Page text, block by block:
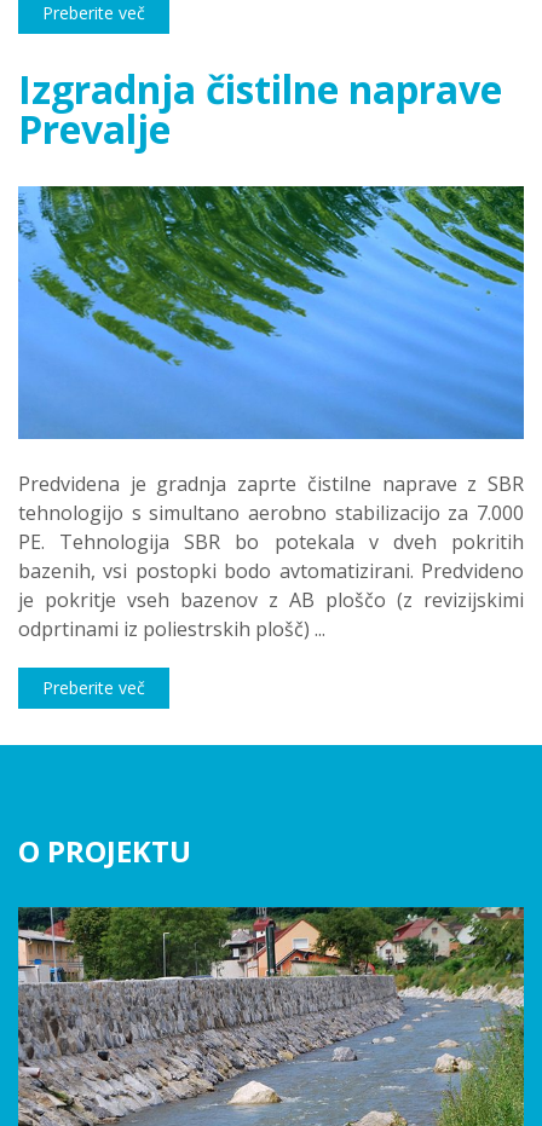
Preberite več
Izgradnja čistilne naprave
Prevalje
Predvidena je gradnja zaprte čistilne naprave z SBR
tehnologijo s simultano aerobno stabilizacijo za 7.000
PE. Tehnologija SBR bo potekala v dveh pokritih
bazenih, vsi postopki bodo avtomatizirani. Predvideno
je pokritje vseh bazenov z AB ploščo (z revizijskimi
odprtinami iz poliestrskih plošč) ...
Preberite več
O PROJEKTU